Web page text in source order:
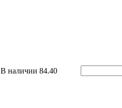
В наличии 84.40